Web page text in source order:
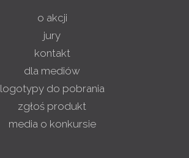
o akcji
jury
kontakt
dla mediów
logotypy do pobrania
zgłoś produkt
media o konkursie